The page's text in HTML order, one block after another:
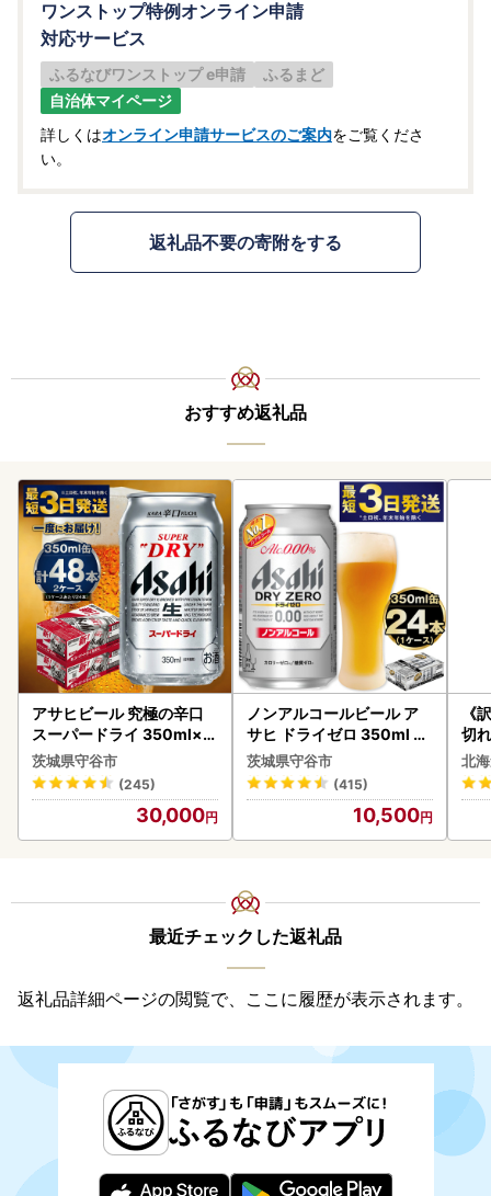
ワンストップ特例オンライン申請
対応サービス
ふるなびワンストップ e申請
ふるまど
自治体マイページ
詳しくはオンライン申請サービスのご案内をご覧くださ
い。
返礼品不要の寄附をする
おすすめ返礼品
アサヒビール 究極の辛口
スーパードライ 350ml×4
8本 ビール
茨城県守谷市
(245)
30,000
ノンアルコールビール ア
サヒ ドライゼロ 350ml 24
本 ノンアル ビール asashi
守谷市
茨城県守谷市
(415)
10,500
《
切
0g
北
最近チェックした返礼品
返礼品詳細ページの閲覧で、ここに履歴が表示されます。